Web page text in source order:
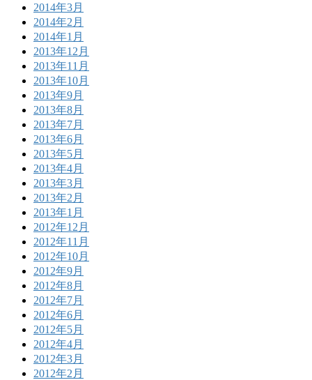
2014年3月
2014年2月
2014年1月
2013年12月
2013年11月
2013年10月
2013年9月
2013年8月
2013年7月
2013年6月
2013年5月
2013年4月
2013年3月
2013年2月
2013年1月
2012年12月
2012年11月
2012年10月
2012年9月
2012年8月
2012年7月
2012年6月
2012年5月
2012年4月
2012年3月
2012年2月